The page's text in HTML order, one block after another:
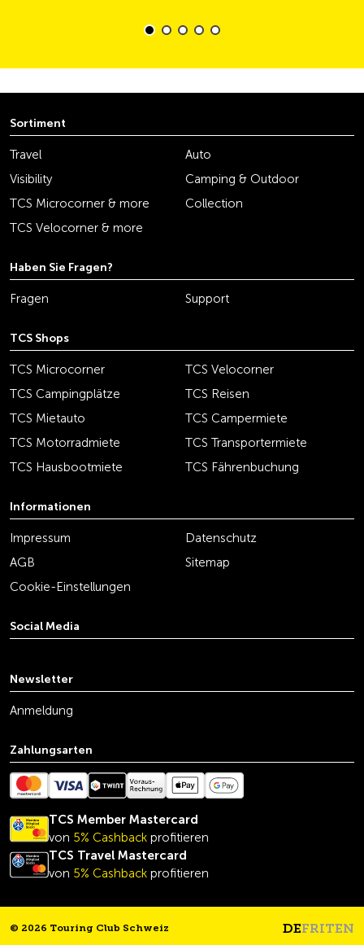
Sortiment
Travel
Auto
Visibility
Camping & Outdoor
TCS Microcorner & more
Collection
TCS Velocorner & more
Haben Sie Fragen?
Fragen Support
TCS Shops
TCS Microcorner
TCS Velocorner
TCS Campingplätze
TCS Reisen
TCS Mietauto
TCS Campermiete
TCS Motorradmiete
TCS Transportermiete
TCS Hausbootmiete
TCS Fährenbuchung
Informationen
Impressum
Datenschutz
AGB
Sitemap
Cookie-Einstellungen
Social Media
Newsletter
Anmeldung
Zahlungsarten
TCS Member Mastercard
von 5% Cashback profitieren
TCS Travel Mastercard
von 5% Cashback profitieren
© 2026 Touring Club Schweiz DEFRITEN